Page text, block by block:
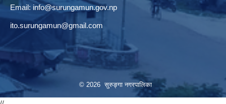
Email: info@surungamun.gov.np
ito.surungamun@gmail.com
© 2026 सुरुङ्‍गा नगरपालिका